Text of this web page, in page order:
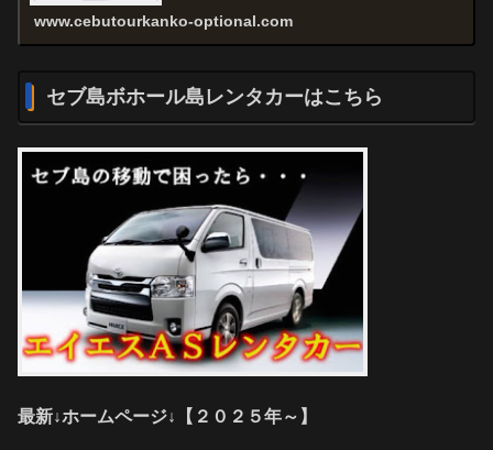
www.cebutourkanko-optional.com
セブ島ボホール島レンタカーはこちら
最新↓ホームページ↓【２０２５年～】